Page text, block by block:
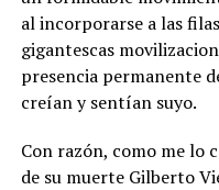
al incorporarse a las
gigantescas
presencia permanente
creían y sentían suyo.
Con razón, como me lo
de su muerte Gilberto